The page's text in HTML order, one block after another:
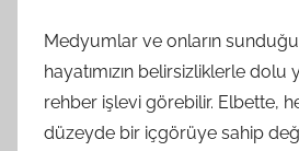
Medyumlar ve onların
hayatımızın belirsizliklerle
rehber işlevi görebilir. Elbette,
düzeyde bir içgörüye sahip